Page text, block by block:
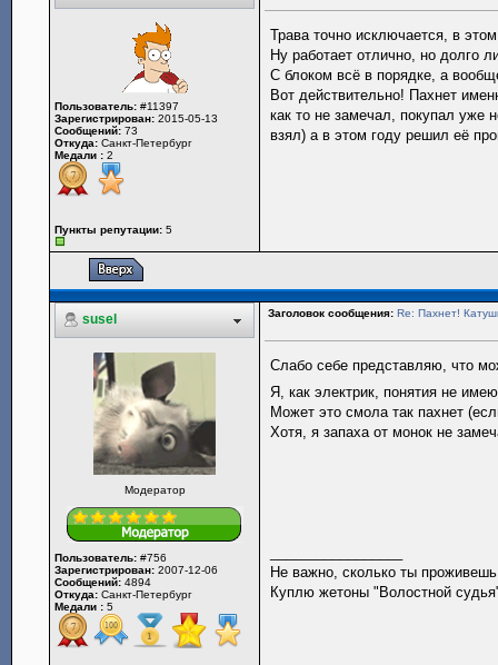
Пользователь: #11397
Зарегистрирован: 2015-05-13
Сообщений: 73
Откуда: Санкт-Петербург
Медали : 2
Пункты репутации: 5
Трава точно исключается, в
Ну работает отлично, но долго
С блоком всё в порядке, а
Вот действительно! Пахнет
как то не замечал, покупал уже
взял) а в этом году решил её
susel Заголовок сообщения: Re: Пахнет!
Модератор
Пользователь: #756
Зарегистрирован: 2007-12-06
Сообщений: 4894
Откуда: Санкт-Петербург
Медали : 5
Слабо себе представляю, что
Я, как электрик, понятия не
Может это смола так пахнет
Хотя, я запаха от монок не
Не важно, сколько ты
Куплю жетоны "Волостной